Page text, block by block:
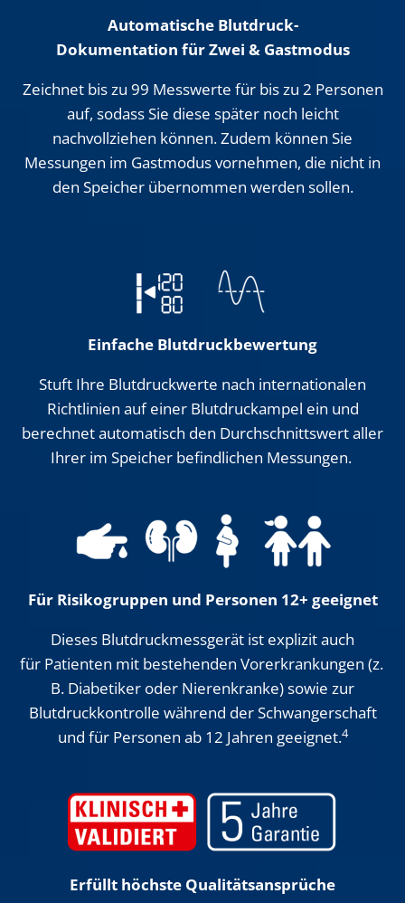
Automatische Blutdruck-
Dokumentation für Zwei & Gastmodus
Zeichnet bis zu 99 Messwerte für bis zu 2 Personen
auf, sodass Sie diese später noch leicht
nachvollziehen können. Zudem können Sie
Messungen im Gastmodus vornehmen, die nicht in
den Speicher übernommen werden sollen.
Einfache Blutdruckbewertung
Stuft Ihre Blutdruckwerte nach internationalen
Richtlinien auf einer Blutdruckampel ein und
berechnet automatisch den Durchschnittswert aller
Ihrer im Speicher befindlichen Messungen.
Für Risikogruppen und Personen 12+ geeignet
Dieses Blutdruckmessgerät ist explizit auch
für Patienten mit bestehenden Vorerkrankungen (z.
B. Diabetiker oder Nierenkranke) sowie zur
Blutdruckkontrolle während der Schwangerschaft
und für Personen ab 12 Jahren geeignet.4
Erfüllt höchste Qualitätsansprüche